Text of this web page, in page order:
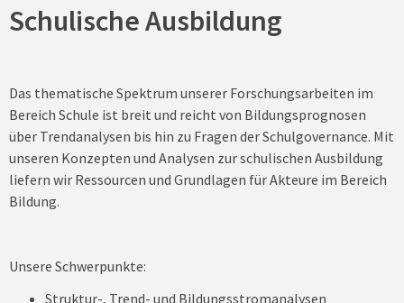
Schulische Ausbildung
Das thematische Spektrum unserer Forschungsarbeiten im
Bereich Schule ist breit und reicht von Bildungsprognosen
über Trendanalysen bis hin zu Fragen der Schulgovernance. Mit
unseren Konzepten und Analysen zur schulischen Ausbildung
liefern wir Ressourcen und Grundlagen für Akteure im Bereich
Bildung.
Unsere Schwerpunkte:
Struktur-, Trend- und Bildungsstromanalysen